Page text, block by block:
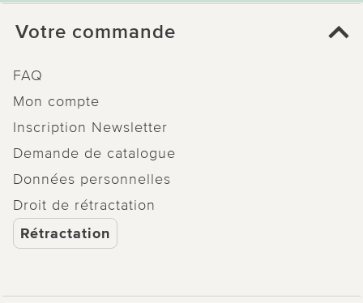
Votre commande
FAQ
Mon compte
Inscription Newsletter
Demande de catalogue
Données personnelles
Droit de rétractation
Rétractation